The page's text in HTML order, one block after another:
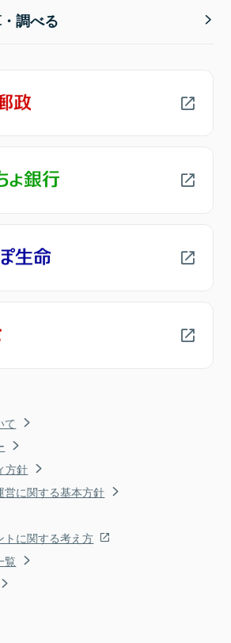
調べる
て
方針
営に関する基本方針
トに関する考え方
覧